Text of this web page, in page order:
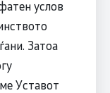
услов
Затоа
Уставот